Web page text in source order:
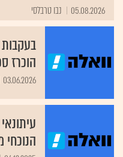
05.08.2026 נבו טרבלסי
בעקבות
הוכרז
03.06.2026